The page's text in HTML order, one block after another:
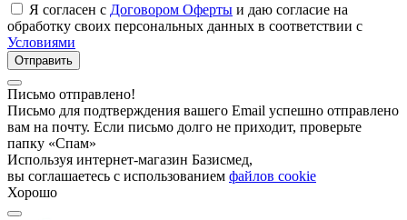
Я согласен с Договором Оферты и даю согласие на
обработку своих персональных данных в соответствии с
Условиями
Отправить
Письмо отправлено!
Письмо для подтверждения вашего Email успешно отправлено
вам на почту. Если письмо долго не приходит, проверьте
папку «Спам»
Используя интернет-магазин Базисмед,
вы соглашаетесь с использованием файлов cookie
Хорошо